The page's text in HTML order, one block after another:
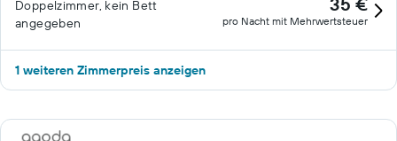
Doppelzimmer, kein Bett
angegeben
pro Nacht mit Mehrwertsteuer
1 weiteren Zimmerpreis anzeigen